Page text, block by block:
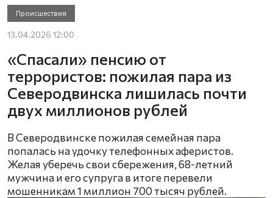
Происшествия
13.04.2026 12:00
«Спасали» пенсию от
террористов: пожилая пара из
Северодвинска лишилась почти
двух миллионов рублей
В Северодвинске пожилая семейная пара
попалась на удочку телефонных аферистов.
Желая уберечь свои сбережения, 68-летний
мужчина и его супруга в итоге перевели
мошенникам 1 миллион 700 тысяч рублей.